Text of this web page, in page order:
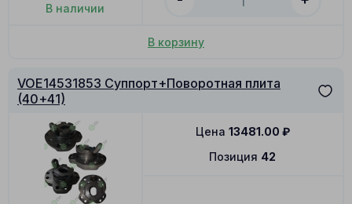
В наличии
В корзину
VOE14531853 Суппорт+Поворотная плита
(40+41)
Позиция 42
Цена 13481.00 ₽